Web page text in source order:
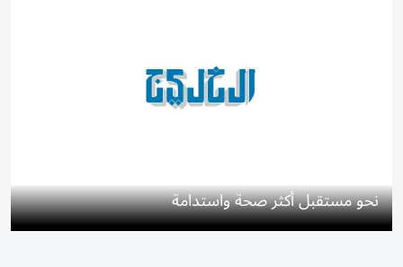
نحو مستقبل أكثر صحة واستدامة